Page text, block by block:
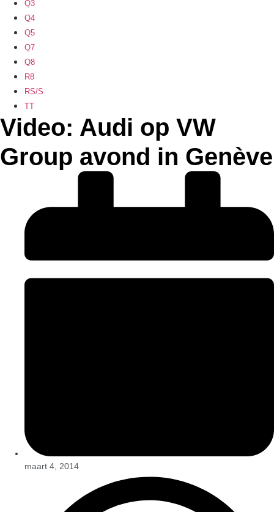
Q3
Q4
Q5
Q7
Q8
R8
RS/S
TT
Video: Audi op VW
Group avond in Genève
maart 4, 2014